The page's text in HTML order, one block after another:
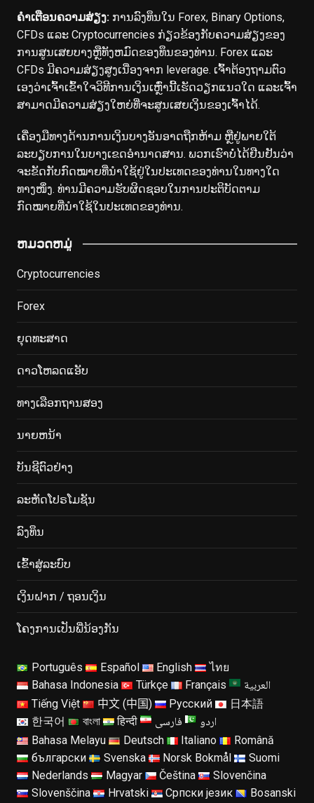
ຄໍາເຕືອນຄວາມສ່ຽງ:ການລົງທຶນໃນ Forex, Binary Options,
CFDs ແລະ Cryptocurrencies ກ່ຽວຂ້ອງກັບຄວາມສ່ຽງຂອງ
ການສູນເສຍບາງຫຼືທັງຫມົດຂອງທຶນຂອງທ່ານ. Forex ແລະ
CFDs ມີຄວາມສ່ຽງສູງເນື່ອງຈາກ leverage. ເຈົ້າຕ້ອງຖາມຕົວ
ເອງວ່າເຈົ້າເຂົ້າໃຈວິທີການເງິນເຫຼົ່ານີ້ເຮັດວຽກແນວໃດ ແລະເຈົ້າ
ສາມາດມີຄວາມສ່ຽງໃຫຍ່ທີ່ຈະສູນເສຍເງິນຂອງເຈົ້າໄດ້.
ເຄື່ອງມືທາງດ້ານການເງິນບາງອັນອາດຖືກຫ້າມ ຫຼືຢູ່ພາຍໃຕ້
ລະບຽບການໃນບາງເຂດອຳນາດສານ. ພວກ​ເຮົາ​ບໍ່​ໄດ້​ຢືນ​ຢັນ​ວ່າ​
ຈະ​ຂັດ​ກັບ​ກົດ​ໝາຍ​ທີ່​ນຳ​ໃຊ້​ຢູ່​ໃນ​ປະ​ເທດ​ຂອງ​ທ່ານ​ໃນ​ທາງ​ໃດ​
ທາງ​ໜຶ່ງ. ທ່ານມີຄວາມຮັບຜິດຊອບໃນການປະຕິບັດຕາມ
ກົດໝາຍທີ່ນຳໃຊ້ໃນປະເທດຂອງທ່ານ.
ຫມວດຫມູ່
Cryptocurrencies
Forex
ຍຸດທະສາດ
ດາວໂຫລດແອັບ
ທາງເລືອກຖານສອງ
ນາຍຫນ້າ
ບັນຊີຕົວຢ່າງ
ລະຫັດໂປຣໂມຊັນ
ລົງ​ທຶນ
ເຂົ້າ​ສູ່​ລະ​ບົບ
ເງິນຝາກ / ຖອນເງິນ
ໂຄງ​ການ​ເປັນ​ພີ່​ນ້ອງ​ກັນ​
Português Español English
ไทย
Bahasa Indonesia
Türkçe Français العربية
Tiếng Việt 中文 (中国) Русский
日本語
한국어
বাংলা हिन्दी فارسی اردو
Bahasa Melayu Deutsch Italiano
Română
български
Svenska Norsk Bokmål
Suomi
Nederlands
Magyar Čeština
Slovenčina
Slovenščina
Hrvatski Српски језик Bosanski